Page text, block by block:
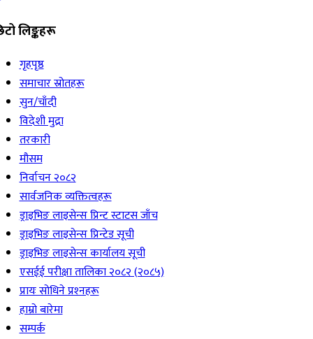
लिङ्कहरू
गृहपृष्ठ
समाचार स्रोतहरू
सुन/चाँदी
विदेशी मुद्रा
तरकारी
मौसम
निर्वाचन २०८२
सार्वजनिक व्यक्तित्वहरू
ड्राइभिङ लाइसेन्स प्रिन्ट स्टाटस जाँच
ड्राइभिङ लाइसेन्स प्रिन्टेड सूची
ड्राइभिङ लाइसेन्स कार्यालय सूची
एसईई परीक्षा तालिका २०८२ (२०८५)
प्रायः सोधिने प्रश्‍नहरू
हाम्रो बारेमा
सम्पर्क